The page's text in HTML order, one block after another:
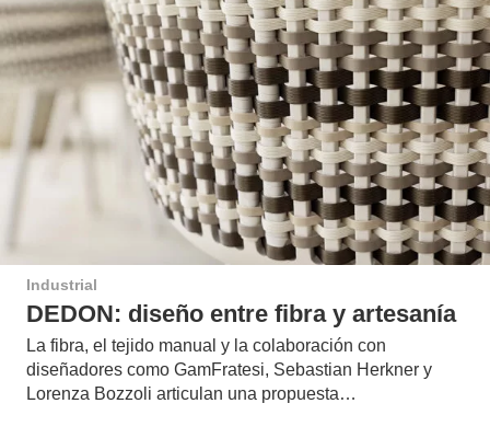
Industrial
DEDON: diseño entre fibra y artesanía
La fibra, el tejido manual y la colaboración con
diseñadores como GamFratesi, Sebastian Herkner y
Lorenza Bozzoli articulan una propuesta…